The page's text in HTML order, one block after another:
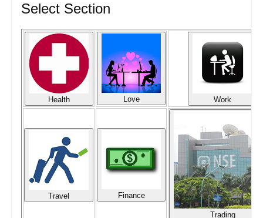
Select Section
Health Love Work
Travel Finance
Trading